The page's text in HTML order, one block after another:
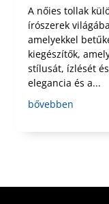
A nőies tollak
írószerek
amelyekkel
kiegészítők,
stílusát, ízlését
elegancia és a...
bővebben